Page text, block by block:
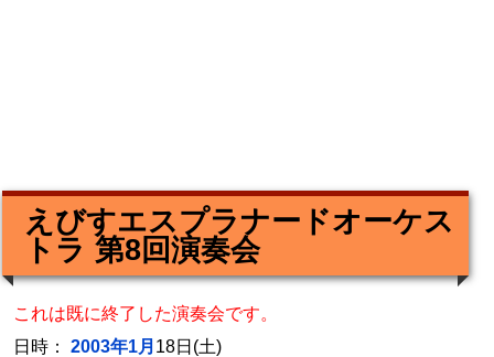
えびすエスプラナードオーケス
トラ 第8回演奏会
これは既に終了した演奏会です。
日時： 2003年1月 18日(土)